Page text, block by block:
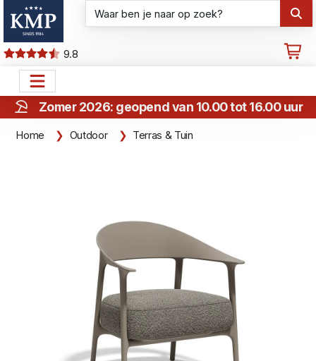
9.8
Zomer 2026: geopend van 10.00 tot 16.00 uur
Home Outdoor Terras & Tuin